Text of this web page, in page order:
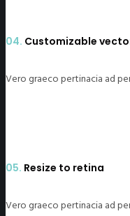
04. Customizable
Vero graeco pertinacia ad
05. Resize to retina
Vero graeco pertinacia ad